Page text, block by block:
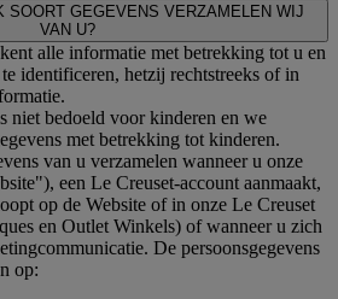
SOORT GEGEVENS VERZAMELEN WIJ
VAN U?
alle informatie met betrekking tot u en
identificeren, hetzij rechtstreeks of in
niet bedoeld voor kinderen en we
met betrekking tot kinderen.
van u verzamelen wanneer u onze
een Le Creuset-account aanmaakt,
op de Website of in onze Le Creuset
en Outlet Winkels) of wanneer u zich
De persoonsgegevens
op: